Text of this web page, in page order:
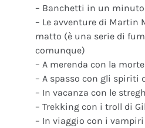
– Banchetti in un
– Le avventure di Martin
matto (è una serie di
comunque)
– A merenda con la
– A spasso con gli spiriti
– In vacanza con le
– Trekking con i troll di
– In viaggio con i